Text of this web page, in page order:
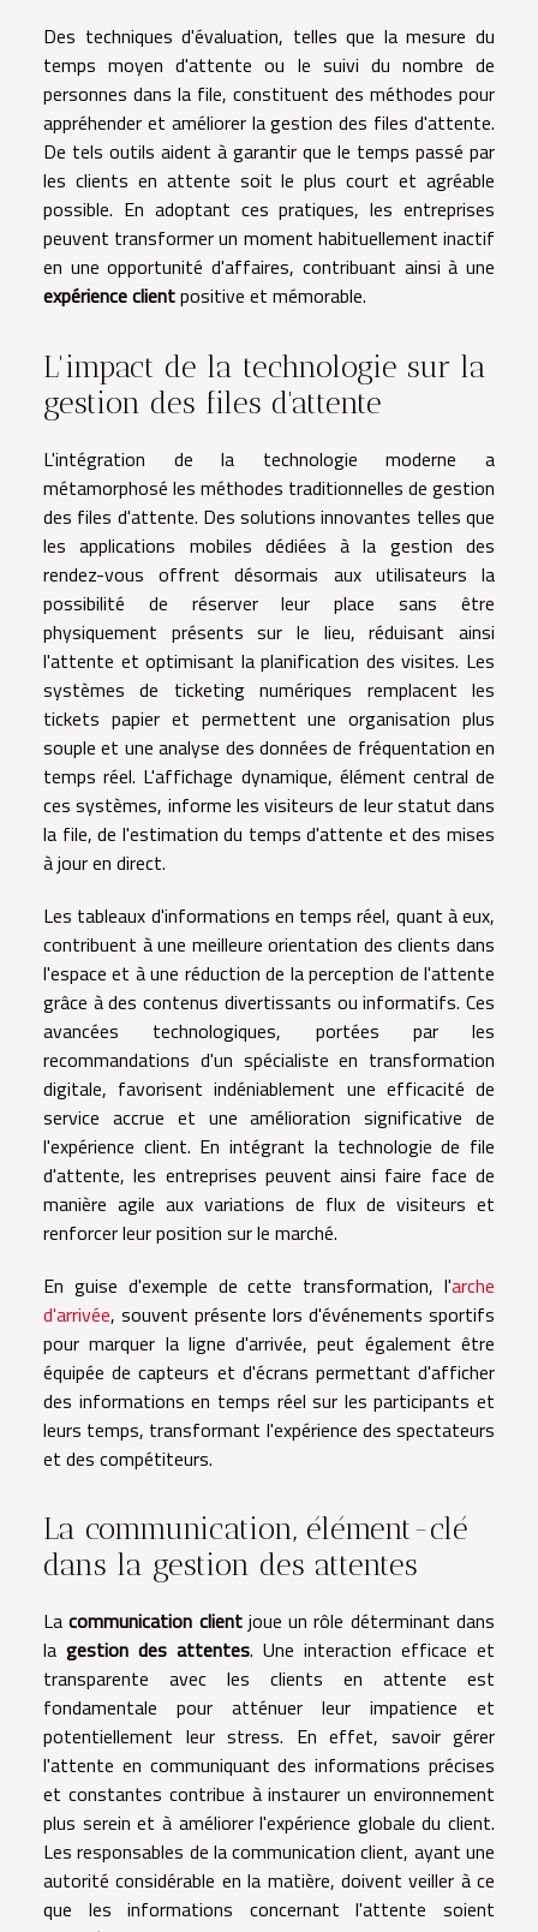
Des techniques d'évaluation, telles que la mesure du
temps moyen d'attente ou le suivi du nombre de
personnes dans la file, constituent des méthodes pour
appréhender et améliorer la gestion des files d'attente.
De tels outils aident à garantir que le temps passé par
les clients en attente soit le plus court et agréable
possible. En adoptant ces pratiques, les entreprises
peuvent transformer un moment habituellement inactif
en une opportunité d'affaires, contribuant ainsi à une
expérience clientpositive et mémorable.
L'impact de la technologie sur la
gestion des files d'attente
L'intégration de la technologie moderne a
métamorphosé les méthodes traditionnelles de gestion
des files d'attente. Des solutions innovantes telles que
les applications mobiles dédiées à la gestion des
rendez-vous offrent désormais aux utilisateurs la
possibilité de réserver leur place sans être
physiquement présents sur le lieu, réduisant ainsi
l'attente et optimisant la planification des visites. Les
systèmes de ticketing numériques remplacent les
tickets papier et permettent une organisation plus
souple et une analyse des données de fréquentation en
temps réel. L'affichage dynamique, élément central de
ces systèmes, informe les visiteurs de leur statut dans
la file, de l'estimation du temps d'attente et des mises
à jour en direct.
Les tableaux d'informations en temps réel, quant à eux,
contribuent à une meilleure orientation des clients dans
l'espace et à une réduction de la perception de l'attente
grâce à des contenus divertissants ou informatifs. Ces
avancées technologiques, portées par les
recommandations d'un spécialiste en transformation
digitale, favorisent indéniablement une efficacité de
service accrue et une amélioration significative de
l'expérience client. En intégrant la technologie de file
d'attente, les entreprises peuvent ainsi faire face de
manière agile aux variations de flux de visiteurs et
renforcer leur position sur le marché.
En guise d'exemple de cette transformation, l'arche
d'arrivée, souvent présente lors d'événements sportifs
pour marquer la ligne d'arrivée, peut également être
équipée de capteurs et d'écrans permettant d'afficher
des informations en temps réel sur les participants et
leurs temps, transformant l'expérience des spectateurs
et des compétiteurs.
La communication, élément-clé
dans la gestion des attentes
Lacommunication clientjoue un rôle déterminant dans
la gestion des attentes. Une interaction efficace et
transparente avec les clients en attente est
fondamentale pour atténuer leur impatience et
potentiellement leur stress. En effet, savoir gérer
l'attente en communiquant des informations précises
et constantes contribue à instaurer un environnement
plus serein et à améliorer l'expérience globale du client.
Les responsables de la communication client, ayant une
autorité considérable en la matière, doivent veiller à ce
que les informations concernant l'attente soient